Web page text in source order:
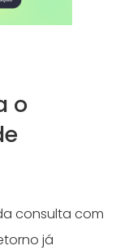
o
consulta com
já